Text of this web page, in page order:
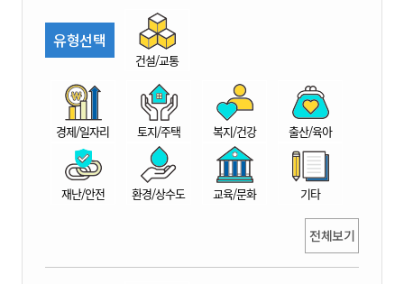
시
산
유형선택
건설/교통
경제/일자리 토지/주택 복지/건강 출산/육아
재난/안전 환경/상수도 교육/문화 기타
전체보기